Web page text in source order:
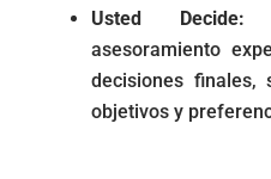
Usted Decide:
asesoramiento
decisiones finales,
objetivos y